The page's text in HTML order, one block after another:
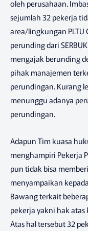
oleh perusahaan.
sejumlah 32 pekerja
area/lingkungan PLTU
perunding dari
mengajak berunding
pihak manajemen
perundingan. Kurang
menunggu adanya
perundingan.
Adapun Tim kuasa
menghampiri Pekerja
pun tidak bisa
menyampaikan
Bawang terkait
pekerja yakni hak
Atas hal tersebut 32